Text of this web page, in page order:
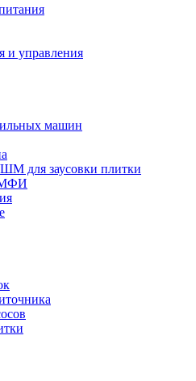
и управления
машин
для заусовки плитки
МФИ